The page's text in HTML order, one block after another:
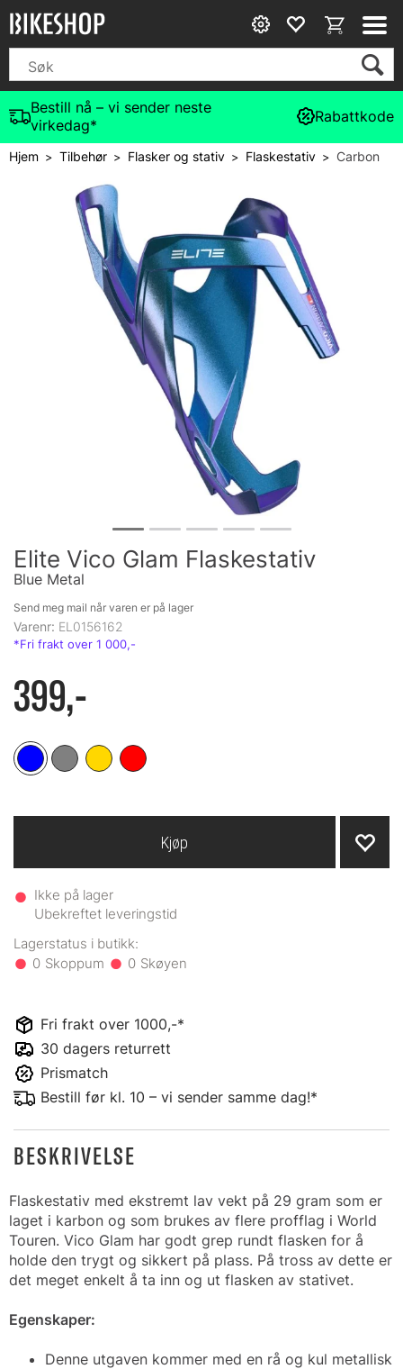
Bestill nå – vi sender neste
virkedag*
Rabattkode
Hjem>Tilbehør> Flasker og stativ> Flaskestativ>Carbon
Elite Vico Glam Flaskestativ
Blue Metal
Varenr: EL0156162
399,-
Ikke på lager
Ubekreftet leveringstid
0 0
Kjøp
Fri frakt over 1000,-*
30 dagers returrett
Prismatch
Bestill før kl. 10 – vi sender samme dag!*
Send meg mail når varen er på lager
BESKRIVELSE
Flaskestativ med ekstremt lav vekt på 29 gram som er
laget i karbon og som brukes av flere profflag i World
Touren. Vico Glam har godt grep rundt flasken for å
holde den trygt og sikkert på plass. På tross av dette er
det meget enkelt å ta inn og ut flasken av stativet.
Egenskaper:
Denne utgaven kommer med en rå og kul metallisk